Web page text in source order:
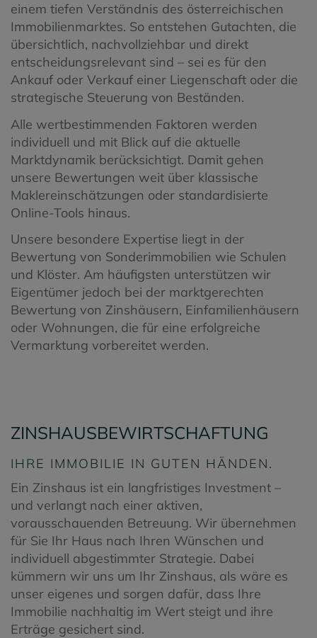
einem tiefen Verständnis des österreichischen
Immobilienmarktes. So entstehen Gutachten, die
übersichtlich, nachvollziehbar und direkt
entscheidungsrelevant sind – sei es für den
Ankauf oder Verkauf einer Liegenschaft oder die
strategische Steuerung von Beständen.
Alle wertbestimmenden Faktoren werden
individuell und mit Blick auf die aktuelle
Marktdynamik berücksichtigt. Damit gehen
unsere Bewertungen weit über klassische
Maklereinschätzungen oder standardisierte
Online-Tools hinaus.
Unsere besondere Expertise liegt in der
Bewertung von Sonderimmobilien wie Schulen
und Klöster. Am häufigsten unterstützen wir
Eigentümer jedoch bei der marktgerechten
Bewertung von Zinshäusern, Einfamilienhäusern
oder Wohnungen, die für eine erfolgreiche
Vermarktung vorbereitet werden.
ZINSHAUSBEWIRTSCHAFTUNG
IHRE IMMOBILIE IN GUTEN HÄNDEN.
Ein Zinshaus ist ein langfristiges Investment –
und verlangt nach einer aktiven,
vorausschauenden Betreuung. Wir übernehmen
für Sie Ihr Haus nach Ihren Wünschen und
individuell abgestimmter Strategie. Dabei
kümmern wir uns um Ihr Zinshaus, als wäre es
unser eigenes und sorgen dafür, dass Ihre
Immobilie nachhaltig im Wert steigt und ihre
Erträge gesichert sind.